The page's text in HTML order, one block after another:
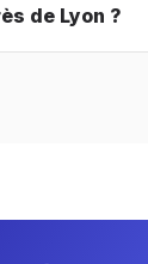
de Lyon ?